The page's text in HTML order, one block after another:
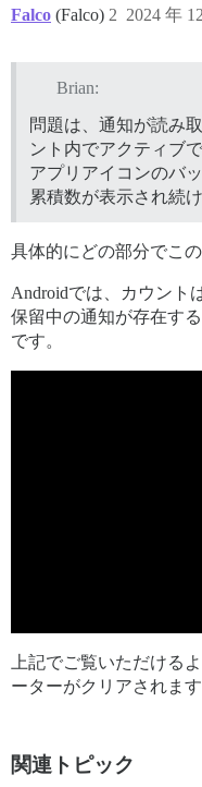
Falco (Falco) 2024 年
2
Brian:
問題は、通知が読み
ント内でアクティブ
アプリアイコンのバ
累積数が表示され続け
具体的にどの部分でこ
Androidでは、カウント
保留中の通知が存在す
です。
上記でご覧いただける
ーターがクリアされます
関連トピック